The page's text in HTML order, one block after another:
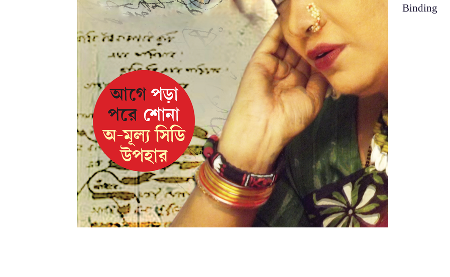
Binding